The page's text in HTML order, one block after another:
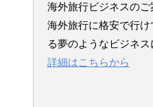
海外旅行ビジネスのご
海外旅行に格安で行
る夢のようなビジネ
詳細はこちらから